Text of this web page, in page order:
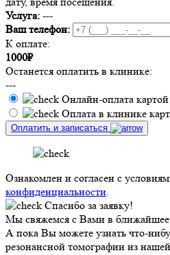
Услуга: ---
Ваш телефон:
К оплате:
1000₽
Останется оплатить в клинике:
---
Онлайн-оплата картой
Оплата в клинике
Оплатить и записаться
Ознакомлен и согласен с
конфиденциальности.
Спасибо за заявку!
Мы свяжемся с Вами в ближайшее
А пока Вы можете узнать что-
резонансной томографии из нашей